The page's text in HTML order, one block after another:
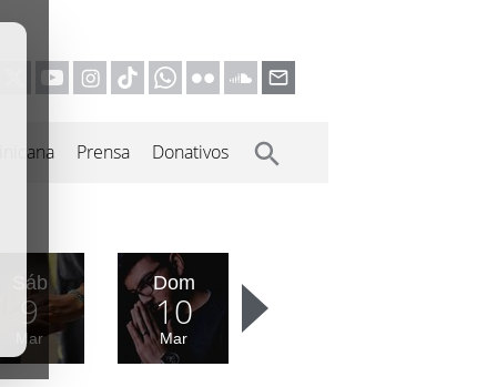
Prensa Donativos
Sáb
9
Mar
Dom
10
Mar